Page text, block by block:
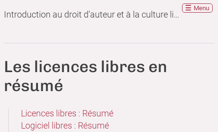
Introduction au droit d'auteur et à la culture libre
Menu
Les licences libres en
résumé
Licences libres : Résumé
Logiciel libres : Résumé